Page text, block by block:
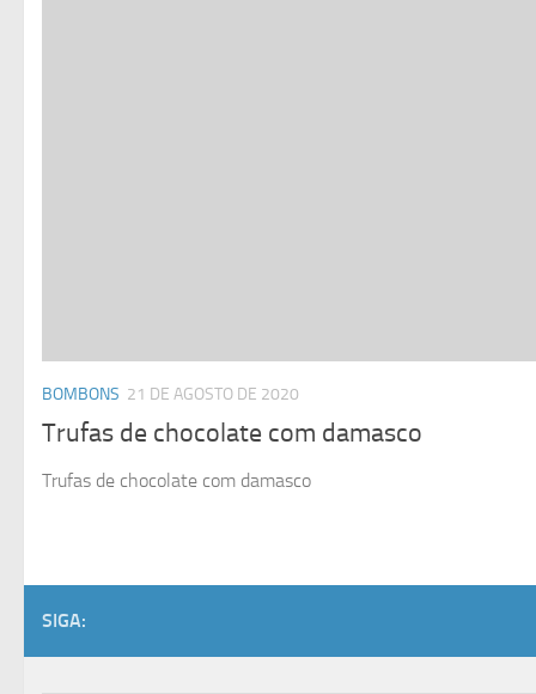
BOMBONS 21 DE AGOSTO DE 2020
Trufas de chocolate com damasco
Trufas de chocolate com damasco
SIGA: